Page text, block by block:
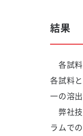
結果
各試料
各試料
一の溶
弊社
ラムで